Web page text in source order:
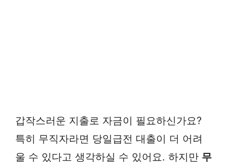
갑작스러운 지출로 자금이 필요하신가요?
특히 무직자라면 당일급전 대출이 더 어려
울 수 있다고 생각하실 수 있어요. 하지만 무